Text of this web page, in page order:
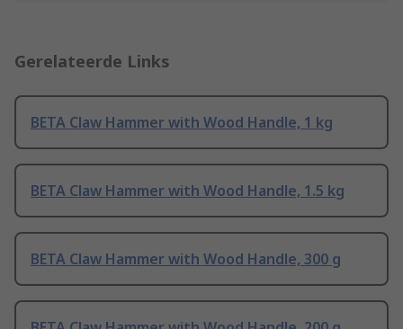
Gerelateerde Links
BETA Claw Hammer with Wood Handle, 1 kg
BETA Claw Hammer with Wood Handle, 1.5 kg
BETA Claw Hammer with Wood Handle, 300 g